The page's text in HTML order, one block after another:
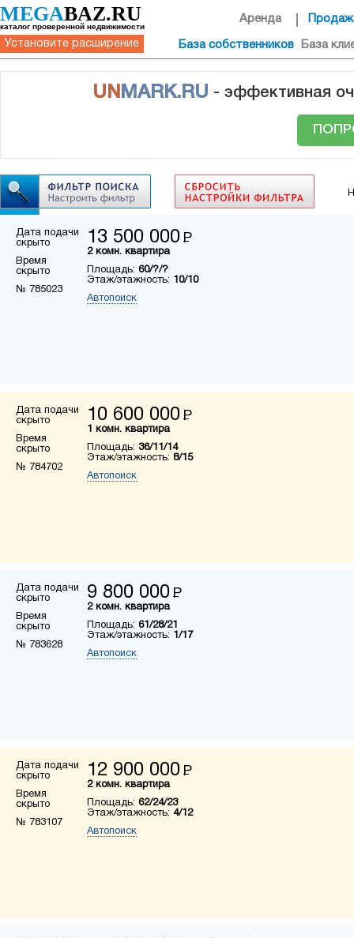
MEGABAZ.RU
каталог проверенной недвижимости
Установите расширение
Аренда
База собственников База
UN MARK.RU - эффективная
Дата подачи
скрыто
Время
скрыто
№ 785023
13 500 000 Р
2 комн. квартира
Площадь: 60/?/?
Этаж/этажность: 10/10
Автопоиск
Дата подачи
скрыто
Время
скрыто
№ 784702
10 600 000 Р
1 комн. квартира
Площадь: 36/11/14
Этаж/этажность: 8/15
Автопоиск
Дата подачи
скрыто
Время
скрыто
№ 783628
9 800 000 Р
2 комн. квартира
Площадь: 61/28/21
Этаж/этажность: 1/17
Автопоиск
Дата подачи
скрыто
Время
скрыто
№ 783107
12 900 000 Р
2 комн. квартира
Площадь: 62/24/23
Этаж/этажность: 4/12
Автопоиск